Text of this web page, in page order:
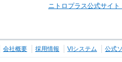
ニトロプラス公式サイト
会社概要 採用情報 VIシステム 公式